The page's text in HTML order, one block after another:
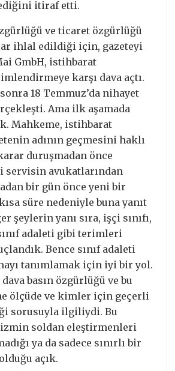
itiraf etti.
ve ticaret özgürlüğü
ihlal edildiği için, gazeteyi
GmbH, istihbarat
karşı dava açtı.
18 Temmuz’da nihayet
Ama ilk aşamada
Mahkeme, istihbarat
adının geçmesini haklı
duruşmadan önce
avukatlarından
bir gün önce yeni bir
süre nedeniyle buna yanıt
şeylerin yanı sıra, işçi sınıfı,
adaleti gibi terimleri
Bence sınıf adaleti
tanımlamak için iyi bir yol.
basın özgürlüğü ve bu
ölçüde ve kimler için geçerli
sorusuyla ilgiliydi. Bu
soldan eleştirmenleri
ya da sadece sınırlı bir
açık.